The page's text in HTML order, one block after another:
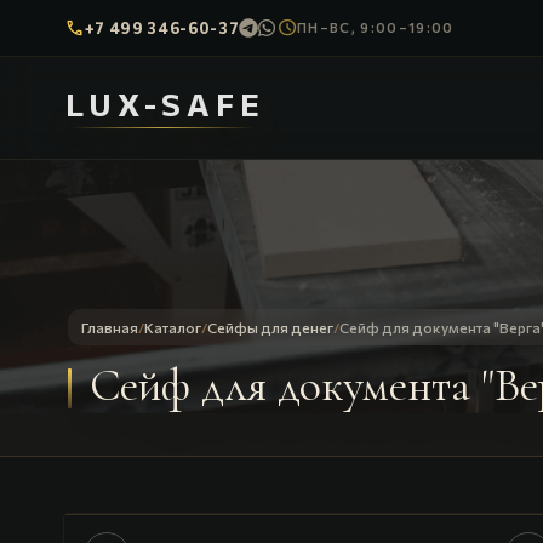
call+7 499 346-60-37 scheduleПН–ВС, 9:00–19:00
LUX-SAFE
Главная/Каталог/Сейфы для денег/Сейф для документа
Сейф для документа